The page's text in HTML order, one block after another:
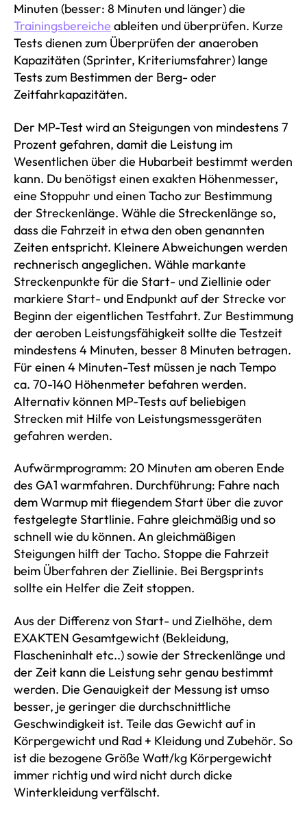
Minuten (besser: 8 Minuten und länger) die
Trainingsbereiche ableiten und überprüfen. Kurze
Tests dienen zum Überprüfen der anaeroben
Kapazitäten (Sprinter, Kriteriumsfahrer) lange
Tests zum Bestimmen der Berg- oder
Zeitfahrkapazitäten.
Der MP-Test wird an Steigungen von mindestens 7
Prozent gefahren, damit die Leistung im
Wesentlichen über die Hubarbeit bestimmt werden
kann. Du benötigst einen exakten Höhenmesser,
eine Stoppuhr und einen Tacho zur Bestimmung
der Streckenlänge. Wähle die Streckenlänge so,
dass die Fahrzeit in etwa den oben genannten
Zeiten entspricht. Kleinere Abweichungen werden
rechnerisch angeglichen. Wähle markante
Streckenpunkte für die Start- und Ziellinie oder
markiere Start- und Endpunkt auf der Strecke vor
Beginn der eigentlichen Testfahrt. Zur Bestimmung
der aeroben Leistungsfähigkeit sollte die Testzeit
mindestens 4 Minuten, besser 8 Minuten betragen.
Für einen 4 Minuten-Test müssen je nach Tempo
ca. 70-140 Höhenmeter befahren werden.
Alternativ können MP-Tests auf beliebigen
Strecken mit Hilfe von Leistungsmessgeräten
gefahren werden.
Aufwärmprogramm: 20 Minuten am oberen Ende
des GA1 warmfahren. Durchführung: Fahre nach
dem Warmup mit fliegendem Start über die zuvor
festgelegte Startlinie. Fahre gleichmäßig und so
schnell wie du können. An gleichmäßigen
Steigungen hilft der Tacho. Stoppe die Fahrzeit
beim Überfahren der Ziellinie. Bei Bergsprints
sollte ein Helfer die Zeit stoppen.
Aus der Differenz von Start- und Zielhöhe, dem
EXAKTEN Gesamtgewicht (Bekleidung,
Flascheninhalt etc..) sowie der Streckenlänge und
der Zeit kann die Leistung sehr genau bestimmt
werden. Die Genauigkeit der Messung ist umso
besser, je geringer die durchschnittliche
Geschwindigkeit ist. Teile das Gewicht auf in
Körpergewicht und Rad + Kleidung und Zubehör. So
ist die bezogene Größe Watt/kg Körpergewicht
immer richtig und wird nicht durch dicke
Winterkleidung verfälscht.